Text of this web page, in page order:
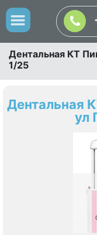
Дентальная КТ
1/25
Дентальная
ул